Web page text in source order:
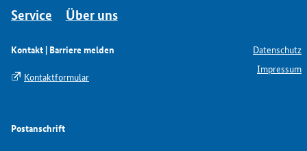
Service
Über uns
Kontakt | Barriere melden
Kontaktformular
Postanschrift
Datenschutz
Impressum